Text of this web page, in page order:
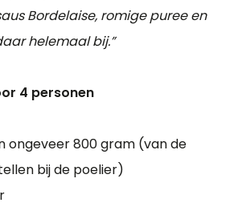
Bordelaise, romige puree en
helemaal bij.”
4 personen
ongeveer 800 gram (van de
bij de poelier)